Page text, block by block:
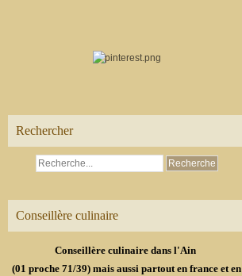
Rechercher
Conseillère culinaire
Conseillère culinaire dans l'Ain
(01 proche 71/39) mais aussi partout en france et en